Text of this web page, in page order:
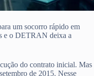
um socorro rápido em
e o DETRAN deixa a
do contrato inicial. Mas
de 2015. Nesse